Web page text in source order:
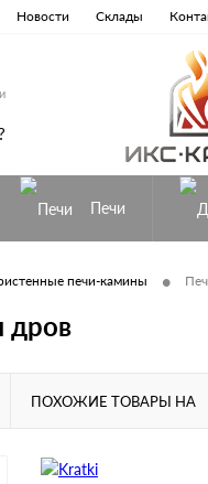
Новости Склады
Печи
печи-камины •
дров
ПОХОЖИЕ ТОВАРЫ НА